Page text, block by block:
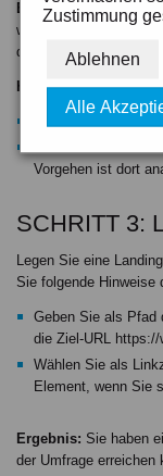
Ergebnis:Sie haben
welche die an der
das Formular mit
Hinweise:
Auch hier können
Vorgehen ist dort
SCHRITT 3:
Legen Sie eine
Sie folgende Hinweise
Geben Sie als Pfad
die Ziel-URL
Wählen Sie als
Element, wenn Sie
Ergebnis: Sie haben
der Umfrage erreichen
Zustimmung
Ablehnen
Alle